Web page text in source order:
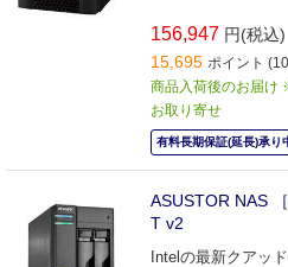
156,947 円(税込)
15,695 ポイント
商品入荷後のお届け
お取り寄せ
有料長期保証(延長)承り
ASUSTOR NAS
T v2
Intelの最新クアッ